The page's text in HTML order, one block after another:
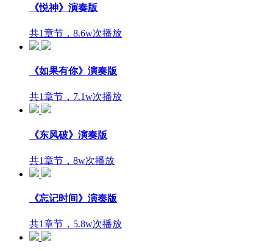
《悦神》演奏版
共1章节，8.6w次播放
《如果有你》演奏版
共1章节，7.1w次播放
《东风破》演奏版
共1章节，8w次播放
《忘记时间》演奏版
共1章节，5.8w次播放